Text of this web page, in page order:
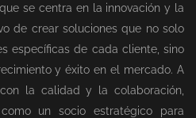
se centra en la innovación y la
de crear soluciones que no solo
específicas de cada cliente, sino
y éxito en el mercado. A
la calidad y la colaboración,
un socio estratégico para